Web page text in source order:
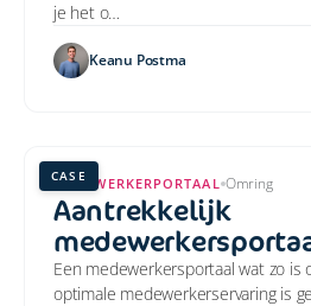
je het o…
Keanu Postma
CASE
MEDEWERKERPORTAAL Omring
Aantrekkelijk
Een medewerkersportaal wat zo is
optimale medewerkerservaring is